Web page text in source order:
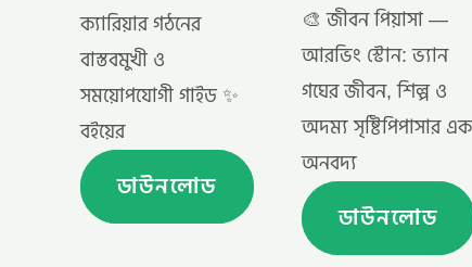
ক্যারিয়ার গঠনের
বাস্তবমুখী ও
সময়োপযোগী গাইড ✨
বইয়ের
ডাউনলোড
🎨 জীবন পিয়াসা —
আরভিং স্টোন: ভ্যান
গঘের জীবন, শিল্প ও
অদম্য সৃষ্টিপিপাসার এক
অনবদ্য
ডাউনলোড